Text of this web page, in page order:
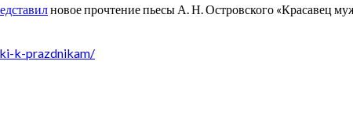
новое прочтение пьесы А. Н. Островского «Красавец
k-prazdnikam/